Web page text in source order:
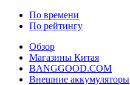
По времени
По рейтингу
Обзор
Магазины Китая
BANGGOOD.COM
Внешние аккумуляторы